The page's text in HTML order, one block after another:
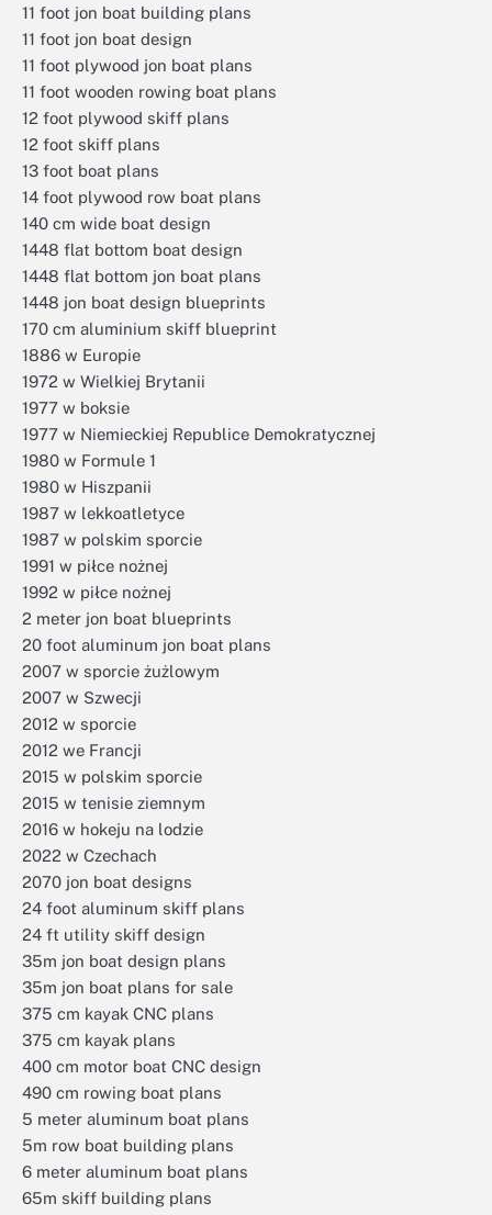
11 foot jon boat building plans
11 foot jon boat design
11 foot plywood jon boat plans
11 foot wooden rowing boat plans
12 foot plywood skiff plans
12 foot skiff plans
13 foot boat plans
14 foot plywood row boat plans
140 cm wide boat design
1448 flat bottom boat design
1448 flat bottom jon boat plans
1448 jon boat design blueprints
170 cm aluminium skiff blueprint
1886 w Europie
1972 w Wielkiej Brytanii
1977 w boksie
1977 w Niemieckiej Republice Demokratycznej
1980 w Formule 1
1980 w Hiszpanii
1987 w lekkoatletyce
1987 w polskim sporcie
1991 w piłce nożnej
1992 w piłce nożnej
2 meter jon boat blueprints
20 foot aluminum jon boat plans
2007 w sporcie żużlowym
2007 w Szwecji
2012 w sporcie
2012 we Francji
2015 w polskim sporcie
2015 w tenisie ziemnym
2016 w hokeju na lodzie
2022 w Czechach
2070 jon boat designs
24 foot aluminum skiff plans
24 ft utility skiff design
35m jon boat design plans
35m jon boat plans for sale
375 cm kayak CNC plans
375 cm kayak plans
400 cm motor boat CNC design
490 cm rowing boat plans
5 meter aluminum boat plans
5m row boat building plans
6 meter aluminum boat plans
65m skiff building plans